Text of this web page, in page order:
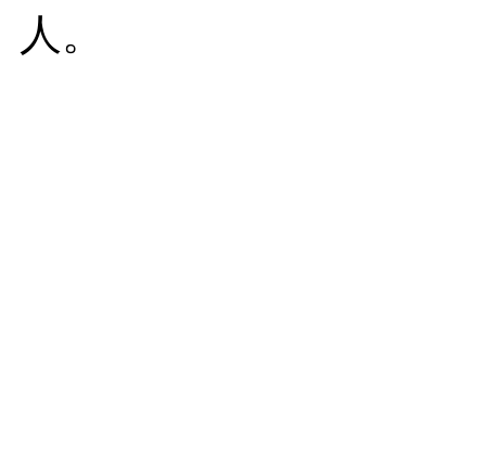
人。